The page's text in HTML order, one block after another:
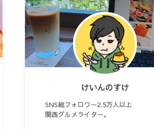
けいんのすけ
SNS総フォロワー2.5万人以上
関西グルメライター。